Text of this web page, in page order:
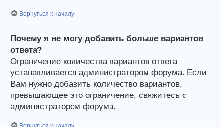
Вернуться к началу
Почему я не могу добавить больше вариантов
ответа?
Ограничение количества вариантов ответа
устанавливается администратором форума. Если
Вам нужно добавить количество вариантов,
превышающее это ограничение, свяжитесь с
администратором форума.
Вернуться к началу